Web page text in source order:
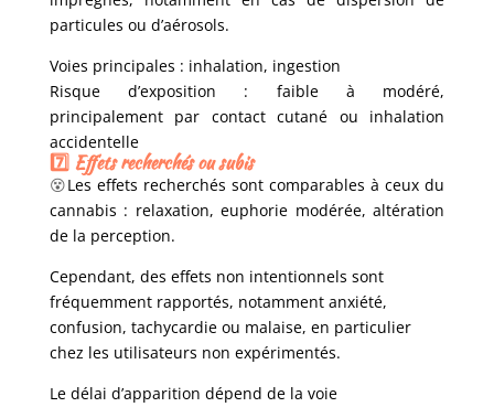
particules ou d’aérosols.
Voies principales : inhalation, ingestion
Risque d’exposition : faible à modéré,
principalement par contact cutané ou inhalation
accidentelle
7️⃣ Effets recherchés ou subis
😵Les effets recherchés sont comparables à ceux du
cannabis : relaxation, euphorie modérée, altération
de la perception.
Cependant, des effets non intentionnels sont
fréquemment rapportés, notamment anxiété,
confusion, tachycardie ou malaise, en particulier
chez les utilisateurs non expérimentés.
Le délai d’apparition dépend de la voie